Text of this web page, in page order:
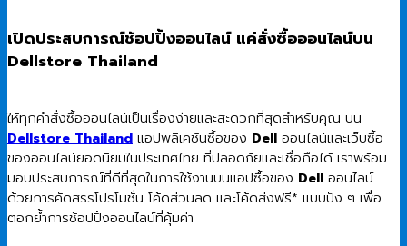
เปิดประสบการณ์ช้อปปิ้งออนไลน์ แค่สั่งซื้อออนไลน์บน
Dellstore Thailand
ให้ทุกคำสั่งซื้อออนไลน์เป็นเรื่องง่ายและสะดวกที่สุดสำหรับคุณ บน
Dellstore Thailand แอปพลิเคชันซื้อของ Dell ออนไลน์และเว็บซื้อ
ของออนไลน์ยอดนิยมในประเทศไทย ที่ปลอดภัยและเชื่อถือได้ เราพร้อม
มอบประสบการณ์ที่ดีที่สุดในการใช้งานบนแอปซื้อของ Dell ออนไลน์
ด้วยการคัดสรรโปรโมชั่น โค้ดส่วนลด และโค้ดส่งฟรี* แบบปัง ๆ เพื่อ
ตอกย้ำการช้อปปิ้งออนไลน์ที่คุ้มค่า